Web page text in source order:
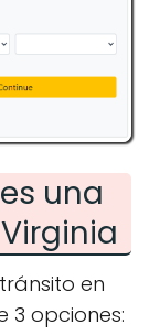
una
en
3 opciones: